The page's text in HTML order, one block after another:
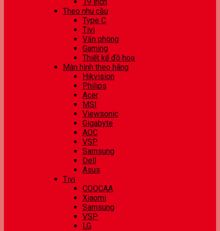
Theo nhu cầu
Type C
Tivi
Văn phòng
Gaming
Thiết kế đồ hoạ
Màn hình theo hãng
Hikvision
Philips
Acer
MSI
Viewsonic
Gigabyte
AOC
VSP
Samsung
Dell
Asus
Tivi
COOCAA
Xiaomi
Samsung
VSP
LG